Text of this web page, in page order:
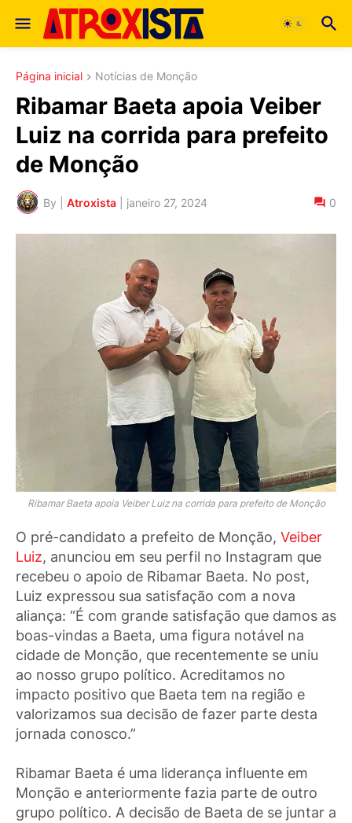
Página inicial Notícias de Monção
Ribamar Baeta apoia Veiber
Luiz na corrida para prefeito
de Monção
By | Atroxista janeiro 27, 2024 0
Ribamar Baeta apoia Veiber Luiz na corrida para prefeito de Monção
O pré-candidato a prefeito de Monção, Veiber
Luiz, anunciou em seu perfil no Instagram que
recebeu o apoio de Ribamar Baeta. No post,
Luiz expressou sua satisfação com a nova
aliança: “É com grande satisfação que damos as
boas-vindas a Baeta, uma figura notável na
cidade de Monção, que recentemente se uniu
ao nosso grupo político. Acreditamos no
impacto positivo que Baeta tem na região e
valorizamos sua decisão de fazer parte desta
jornada conosco.”
Ribamar Baeta é uma liderança influente em
Monção e anteriormente fazia parte de outro
grupo político. A decisão de Baeta de se juntar a